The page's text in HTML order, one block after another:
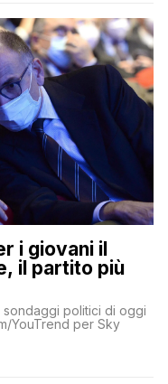
i giovani il
il partito più
sondaggi politici di oggi
YouTrend per Sky